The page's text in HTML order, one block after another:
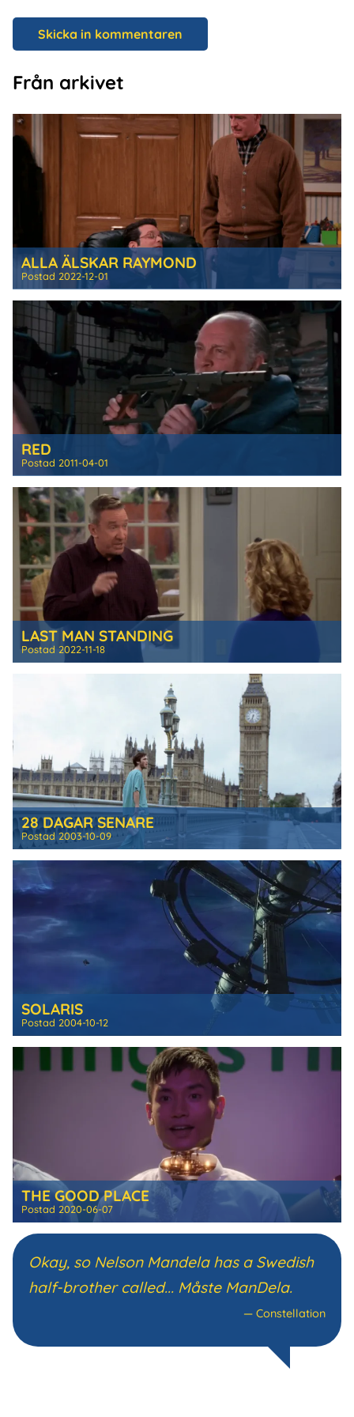
Från arkivet
ALLA ÄLSKAR RAYMOND
Postad 2022-12-01
RED
Postad 2011-04-01
LAST MAN STANDING
Postad 2022-11-18
28 DAGAR SENARE
Postad2003-10-09
SOLARIS
Postad 2004-10-12
THE GOOD PLACE
Postad 2020-06-07
Okay, so Nelson Mandela has a Swedish
half-brother called... Måste ManDela.
— Constellation